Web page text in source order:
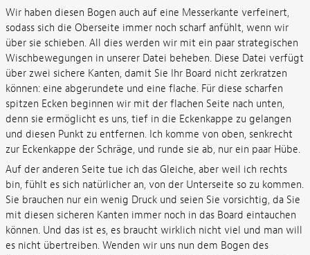
Wir haben diesen Bogen auch auf eine Messerkante verfeinert,
sodass sich die Oberseite immer noch scharf anfühlt, wenn wir
über sie schieben. All dies werden wir mit ein paar strategischen
Wischbewegungen in unserer Datei beheben. Diese Datei verfügt
über zwei sichere Kanten, damit Sie Ihr Board nicht zerkratzen
können: eine abgerundete und eine flache. Für diese scharfen
spitzen Ecken beginnen wir mit der flachen Seite nach unten,
denn sie ermöglicht es uns, tief in die Eckenkappe zu gelangen
und diesen Punkt zu entfernen. Ich komme von oben, senkrecht
zur Eckenkappe der Schräge, und runde sie ab, nur ein paar Hübe.
Auf der anderen Seite tue ich das Gleiche, aber weil ich rechts
bin, fühlt es sich natürlicher an, von der Unterseite so zu kommen.
Sie brauchen nur ein wenig Druck und seien Sie vorsichtig, da Sie
mit diesen sicheren Kanten immer noch in das Board eintauchen
können. Und das ist es, es braucht wirklich nicht viel und man will
es nicht übertreiben. Wenden wir uns nun dem Bogen des